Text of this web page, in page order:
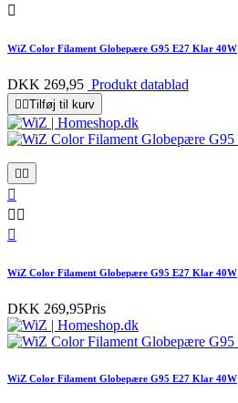

WiZ Color Filament Globepære G95 E27 Klar 40W
DKK 269,95 Produkt datablad
 Tilføj til kurv
 

 

WiZ Color Filament Globepære G95 E27 Klar 40W
DKK 269,95Pris
WiZ Color Filament Globepære G95 E27 Klar 40W